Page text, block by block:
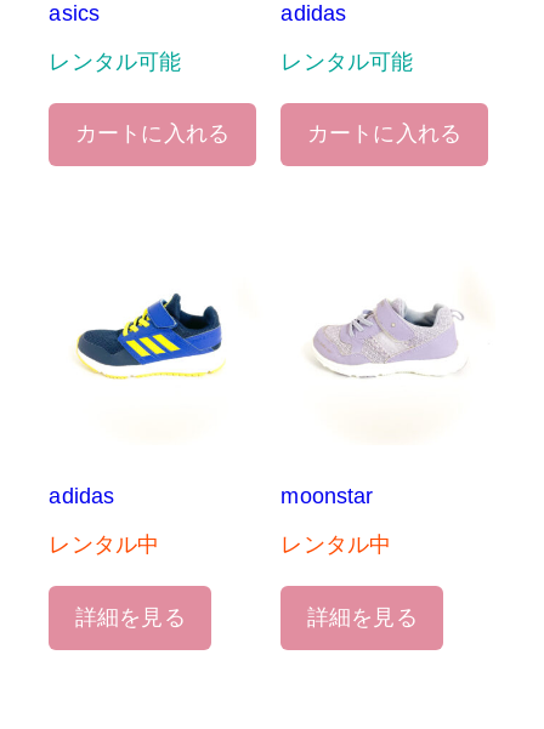
asics
レンタル可能
カートに入れる
adidas
レンタル可能
カートに入れる
adidas
レンタル中
詳細を見る
moonstar
レンタル中
詳細を見る